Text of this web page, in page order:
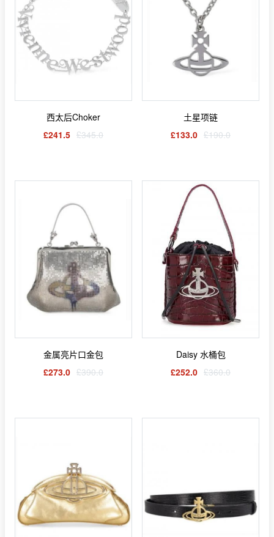
西太后Choker
£241.5 £345.0
土星项链
£133.0 £190.0
金属亮片口金包
£273.0 £390.0
Daisy 水桶包
£252.0 £360.0